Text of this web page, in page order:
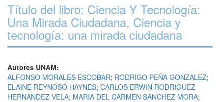
Título del libro: Ciencia Y Tecnología:
Una Mirada Ciudadana, Ciencia y
tecnología: una mirada ciudadana
Autores UNAM:
ALFONSO MORALES ESCOBAR; RODRIGO PEÑA GONZALEZ;
ELAINE REYNOSO HAYNES; CARLOS ERWIN RODRIGUEZ
HERNANDEZ VELA; MARIA DEL CARMEN SANCHEZ MORA;